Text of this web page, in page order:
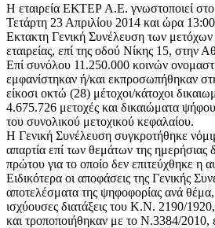
Η εταιρεία ΕΚΤΕΡ Α.Ε. γνωστοποιεί στο
Τετάρτη 23 Απριλίου 2014 και ώρα
Εκτακτη Γενική Συνέλευση των μετόχων
εταιρείας, επί της οδού Νίκης 15, στην
Επί συνόλου 11.250.000 κοινών
εμφανίστηκαν ή/και εκπροσωπήθηκαν
είκοσι οκτώ (28) μέτοχοι/κάτοχοι
4.675.726 μετοχές και δικαιώματα
του συνολικού μετοχικού κεφαλαίου.
Η Γενική Συνέλευση συγκροτήθηκε
απαρτία επί των θεμάτων της ημερήσιας
πρώτου για το οποίο δεν επιτεύχθηκε η
Ειδικότερα οι αποφάσεις της Γενικής
αποτελέσματα της ψηφοφορίας ανά
ισχύουσες διατάξεις του Κ.Ν. 2190/
και τροποποιήθηκαν με το Ν.3384/